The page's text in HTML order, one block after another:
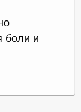
боли и